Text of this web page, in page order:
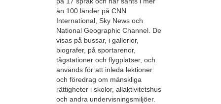
än 100 länder på CNN
International, Sky News och
National Geographic Channel. De
visas på bussar, i gallerior,
biografer, på sportarenor,
tågstationer och flygplatser, och
används för att inleda lektioner
och föredrag om mänskliga
rättigheter i skolor, allaktivitetshus
och andra undervisningsmiljöer.